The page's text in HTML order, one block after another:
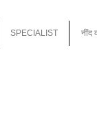
SPECIALIST नींद